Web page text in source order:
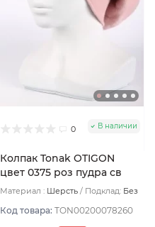
0 В наличии
Колпак Tonak OTIGON
цвет 0375 роз пудра св
Материал : Шерсть Подклад: Без
Код товара: TON00200078260